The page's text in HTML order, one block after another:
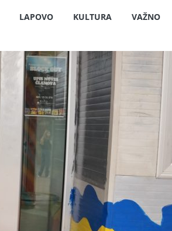
LAPOVO KULTURA VAŽNO